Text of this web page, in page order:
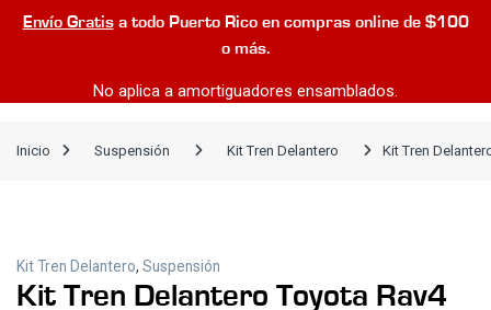
Envío Gratisa todo Puerto Rico en compras online de $100
o más.
No aplica a amortiguadores ensamblados.
Inicio Suspensión Kit Tren Delantero Kit Tren
Kit Tren Delantero, Suspensión
Kit Tren Delantero Toyota Rav4